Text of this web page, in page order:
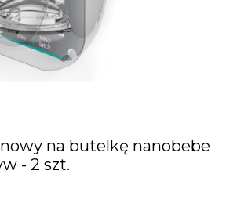
na butelkę nanobebe
- 2 szt.